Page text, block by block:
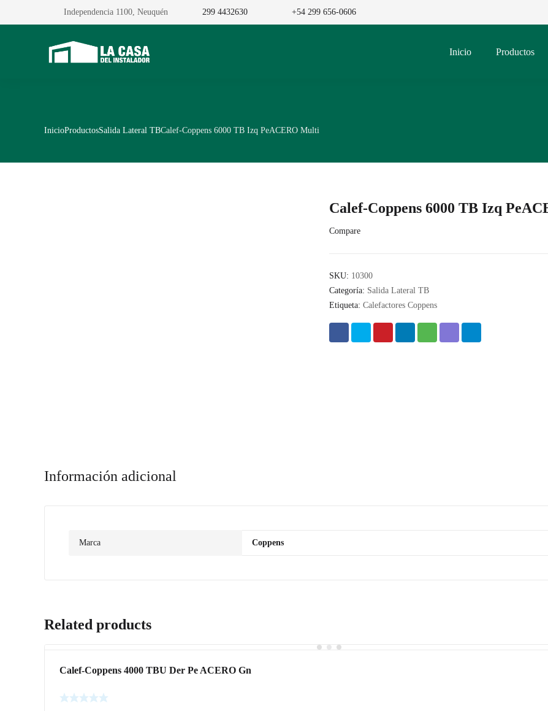
Independencia 1100, Neuquén 299 4432630 +54 299 656-0606
Inicio Productos
InicioProductosSalida Lateral TBCalef-Coppens 6000 TB Izq PeACERO Multi
Calef-Coppens 6000 TB Izq
Compare
SKU: 10300
Categoría: Salida Lateral TB
Etiqueta: Calefactores Coppens
Información adicional
Marca Coppens
Related products
Calef-Coppens 4000 TBU Der Pe ACERO Gn